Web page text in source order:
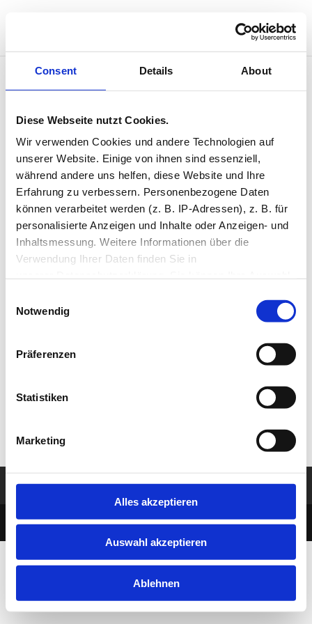
Consent Details About
Diese Webseite nutzt Cookies.
Wir verwenden Cookies und andere Technologien auf
unserer Website. Einige von ihnen sind essenziell,
während andere uns helfen, diese Website und Ihre
Erfahrung zu verbessern. Personenbezogene Daten
können verarbeitet werden (z. B. IP-Adressen), z. B. für
personalisierte Anzeigen und Inhalte oder Anzeigen- und
Inhaltsmessung. Weitere Informationen über die
Verwendung Ihrer Daten finden Sie in
Selection
Notwendig
Präferenzen
Statistiken
Marketing
Alles akzeptieren
Auswahl akzeptieren
Ablehnen
August 12 @ 17:30
17:30 — 18:30(1h)
Studio 2
Neueste Kommentare
This is a single event page with sample content. This
business like gym, kindergarten, health or law related.
shows all instances of this single event. Build-in sidebar
widgets shows upcoming events in the selected
Impressum Datenschutz
designed by MBDesign Berlin